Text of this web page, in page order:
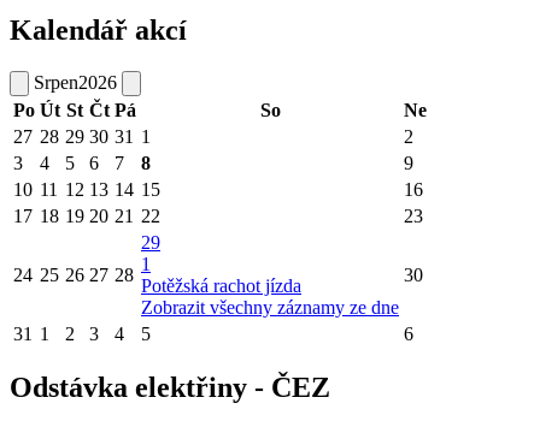
Kalendář akcí
Srpen2026
Po Út St Čt Pá So
Ne
27 28 29 30 31 1
2
3
4 5 6 7 8
9
10 11 12 13 14 15
16
17 18 19 20 21 22 23
24 25 26 27 28
29
1
Potěžská rachot jízda
Zobrazit všechny záznamy ze dne
30
31 1 2 3 4 5 6
Odstávka elektřiny - ČEZ